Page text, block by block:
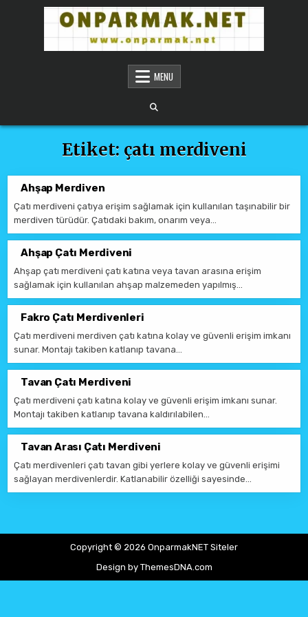
Skip to content
ONPARMAKNET SITELERMENU
Etiket: çatı merdiveni
Ahşap Merdiven
Çatı merdiveni çatıya erişim sağlamak için kullanılan taşınabilir bir
merdiven türüdür. Çatıdaki bakım, onarım veya…
Ahşap Çatı Merdiveni
Ahşap çatı merdiveni çatı katına veya tavan arasına erişim
sağlamak için kullanılan ahşap malzemeden yapılmış…
Fakro Çatı Merdivenleri
Çatı merdiveni merdiven çatı katına kolay ve güvenli erişim imkanı
sunar. Montajı takiben katlanıp tavana…
Tavan Çatı Merdiveni
Çatı merdiveni çatı katına kolay ve güvenli erişim imkanı sunar.
Montajı takiben katlanıp tavana kaldırılabilen…
Tavan Arası Çatı Merdiveni
Çatı merdivenleri çatı tavan gibi yerlere kolay ve güvenli erişimi
sağlayan merdivenlerdir. Katlanabilir özelliği sayesinde…
Copyright © 2026 OnparmakNET Siteler
Design by ThemesDNA.com